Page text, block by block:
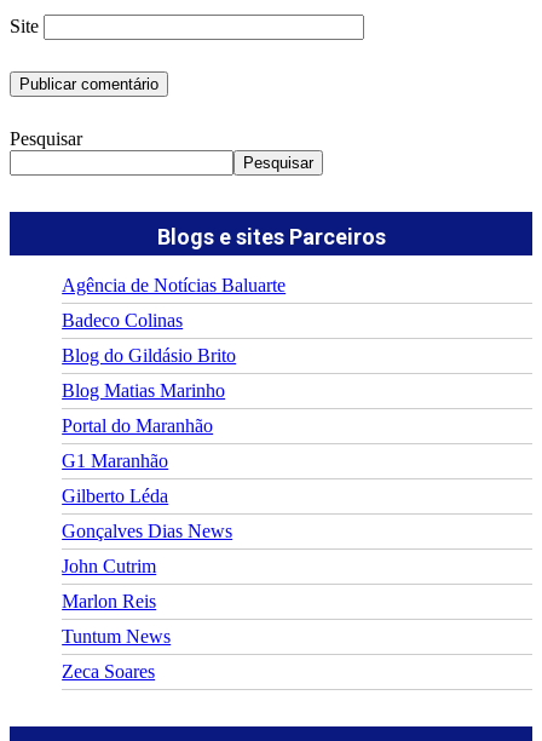
Site
Pesquisar
Pesquisar
Blogs e sites Parceiros
Agência de Notícias Baluarte
Badeco Colinas
Blog do Gildásio Brito
Blog Matias Marinho
Portal do Maranhão
G1 Maranhão
Gilberto Léda
Gonçalves Dias News
John Cutrim
Marlon Reis
Tuntum News
Zeca Soares